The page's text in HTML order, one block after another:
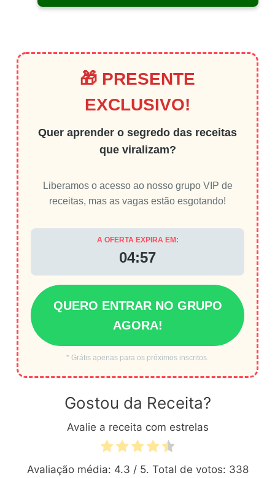
🎁 PRESENTE
EXCLUSIVO!
Quer aprender o segredo das receitas
que viralizam?
Liberamos o acesso ao nosso grupo VIP de
receitas, mas as vagas estão esgotando!
A OFERTA EXPIRA EM:
04:56
QUERO ENTRAR NO GRUPO
AGORA!
* Grátis apenas para os próximos inscritos.
Gostou da Receita?
Avalie a receita com estrelas
Avaliação média: 4.3 / 5. Total de votos: 338